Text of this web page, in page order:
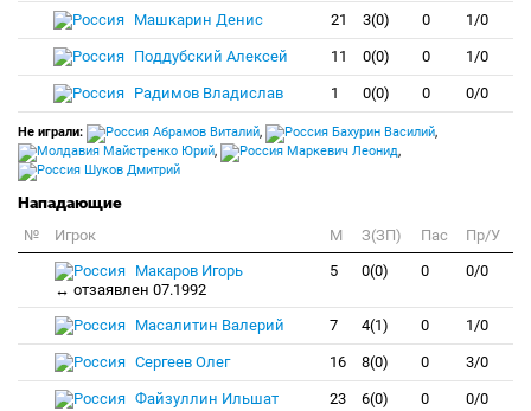
Машкарин Денис 21 3(0) 0 1/0
Поддубский Алексей 11 0(0) 0 1/0
Радимов Владислав 1 0(0) 0 0/0
Не играли: Абрамов Виталий, Бахурин Василий,
Майстренко Юрий, Маркевич Леонид,
Шуков Дмитрий
Нападающие
№ Игрок M З(ЗП) Пас
Пр/У
Макаров Игорь
↔ отзаявлен 07.1992
5 0(0) 0 0/0
Масалитин Валерий 7 4(1) 0 1/0
Сергеев Олег 16 8(0) 0 3/0
Файзуллин Ильшат 23 6(0) 0 0/0